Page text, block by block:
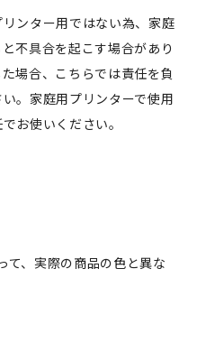
ンター用ではない為、家庭
不具合を起こす場合があり
場合、こちらでは責任を負
。家庭用プリンターで使用
お使いください。
、実際の商品の色と異な